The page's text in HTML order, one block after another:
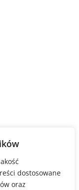
dostosowane
oraz